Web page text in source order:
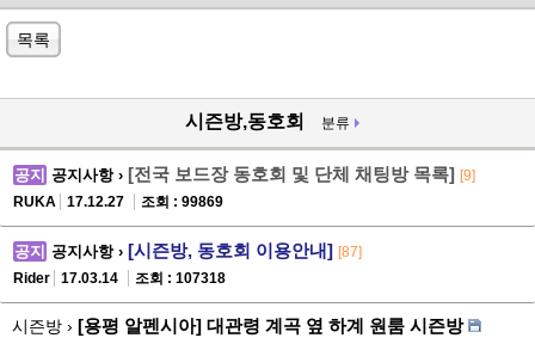
목록
시즌방,동호회 분류
공지 공지사항 › [전국 보드장 동호회 및 단체 채팅방 목록] [9]
RUKA
17.12.27 조회 : 99869
공지 공지사항 › [시즌방, 동호회 이용안내] [87]
Rider
17.03.14 조회 : 107318
시즌방 › [용평 알펜시아] 대관령 계곡 옆 하계 원룸 시즌방